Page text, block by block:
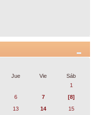
Jue Vie
Sáb
1
6 7
[8]
13 14
15